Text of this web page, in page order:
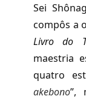
Sei
compôs a
Livro do
maestria
quatro
akebono”,